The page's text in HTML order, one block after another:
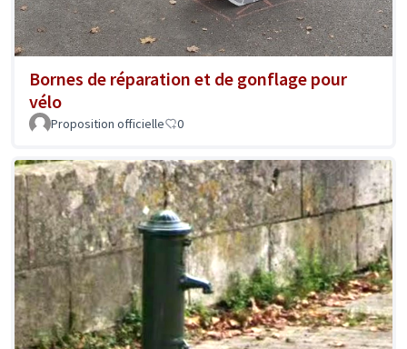
Bornes de réparation et de gonflage pour
vélo
Proposition officielle 0